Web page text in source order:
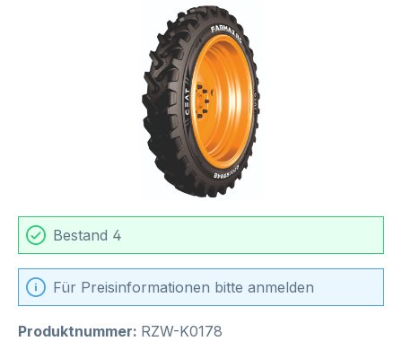
Bildergalerie überspringen
Bestand 4
Für Preisinformationen bitte anmelden
Produktnummer: RZW-K0178